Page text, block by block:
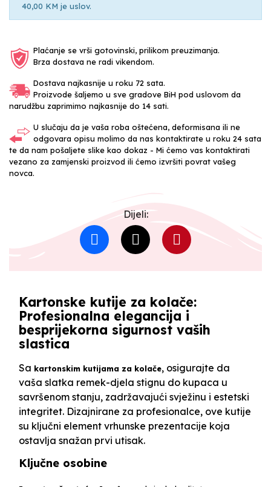
40,00 KM je uslov.
Plaćanje se vrši gotovinski, prilikom preuzimanja.
Brza dostava ne radi vikendom.
Dostava najkasnije u roku 72 sata.
Proizvode šaljemo u sve gradove BiH pod uslovom da
narudžbu zaprimimo najkasnije do 14 sati.
U slučaju da je vaša roba oštećena, deformisana ili ne
odgovara opisu molimo da nas kontaktirate u roku 24 sata
te da nam pošaljete slike kao dokaz - Mi ćemo vas kontaktirati
vezano za zamjenski proizvod ili ćemo izvršiti povrat vašeg
novca.
Dijeli:
Kartonske kutije za kolače:
Profesionalna elegancija i
besprijekorna sigurnost vaših
slastica
Sa kartonskim kutijama za kolače, osigurajte da
vaša slatka remek-djela stignu do kupaca u
savršenom stanju, zadržavajući svježinu i estetski
integritet. Dizajnirane za profesionalce, ove kutije
su ključni element vrhunske prezentacije koja
ostavlja snažan prvi utisak.
Ključne osobine